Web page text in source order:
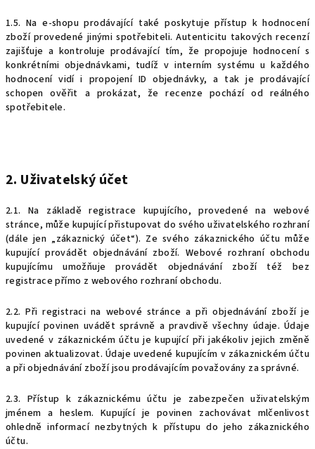
1.5. Na e-shopu prodávající také poskytuje přístup k hodnocení
zboží provedené jinými spotřebiteli. Autenticitu takových recenzí
zajišťuje a kontroluje prodávající tím, že propojuje hodnocení s
konkrétními objednávkami, tudíž v interním systému u každého
hodnocení vidí i propojení ID objednávky, a tak je prodávající
schopen ověřit a prokázat, že recenze pochází od reálného
spotřebitele.
2. Uživatelský účet
2.1. Na základě registrace kupujícího, provedené na webové
stránce, může kupující přistupovat do svého uživatelského rozhraní
(dále jen „zákaznický účet“). Ze svého zákaznického účtu může
kupující provádět objednávání zboží. Webové rozhraní obchodu
kupujícímu umožňuje provádět objednávání zboží též bez
registrace přímo z webového rozhraní obchodu.
2.2. Při registraci na webové stránce a při objednávání zboží je
kupující povinen uvádět správně a pravdivě všechny údaje. Údaje
uvedené v zákaznickém účtu je kupující při jakékoliv jejich změně
povinen aktualizovat. Údaje uvedené kupujícím v zákaznickém účtu
a při objednávání zboží jsou prodávajícím považovány za správné.
2.3. Přístup k zákaznickému účtu je zabezpečen uživatelským
jménem a heslem. Kupující je povinen zachovávat mlčenlivost
ohledně informací nezbytných k přístupu do jeho zákaznického
účtu.